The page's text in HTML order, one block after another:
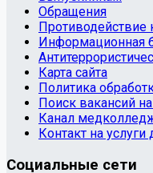
Обращения
Противодействие
Информационная
Карта сайта
Политика
Поиск вакансий
Канал
Контакт на
Социальные сети